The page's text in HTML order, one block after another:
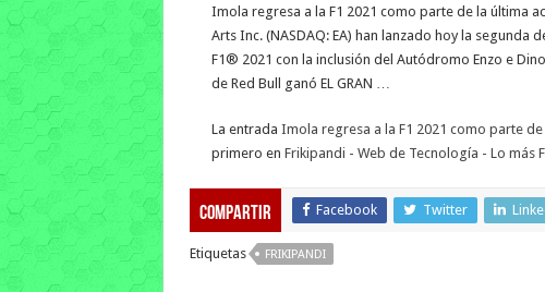
Imola regresa a la F1 2021 como parte de la última
Arts Inc. (NASDAQ: EA) han lanzado hoy la
F1® 2021 con la inclusión del Autódromo Enzo e
de Red Bull ganó EL GRAN …
La entrada Imola regresa a la F1 2021 como parte
primero en Frikipandi - Web de Tecnología - Lo más
Compartir Facebook Twitter
Etiquetas FRIKIPANDI